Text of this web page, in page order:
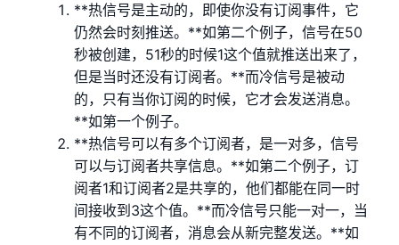
**热信号是主动的，即使你没有订阅事件，它
仍然会时刻推送。**如第二个例子，信号在50
秒被创建，51秒的时候1这个值就推送出来了，
但是当时还没有订阅者。**而冷信号是被动
的，只有当你订阅的时候，它才会发送消息。
**如第一个例子。
**热信号可以有多个订阅者，是一对多，信号
可以与订阅者共享信息。**如第二个例子，订
阅者1和订阅者2是共享的，他们都能在同一时
间接收到3这个值。**而冷信号只能一对一，当
有不同的订阅者，消息会从新完整发送。**如